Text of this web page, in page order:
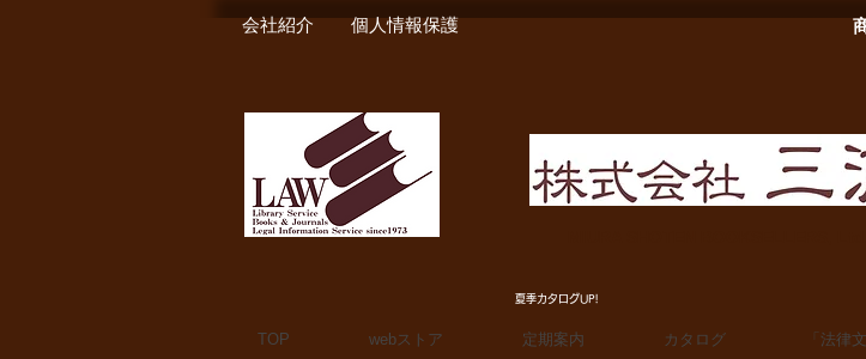
会社紹介 個人情報保護
夏季カタログUP!
TOP webストア 定期案内 カタログ 「法律